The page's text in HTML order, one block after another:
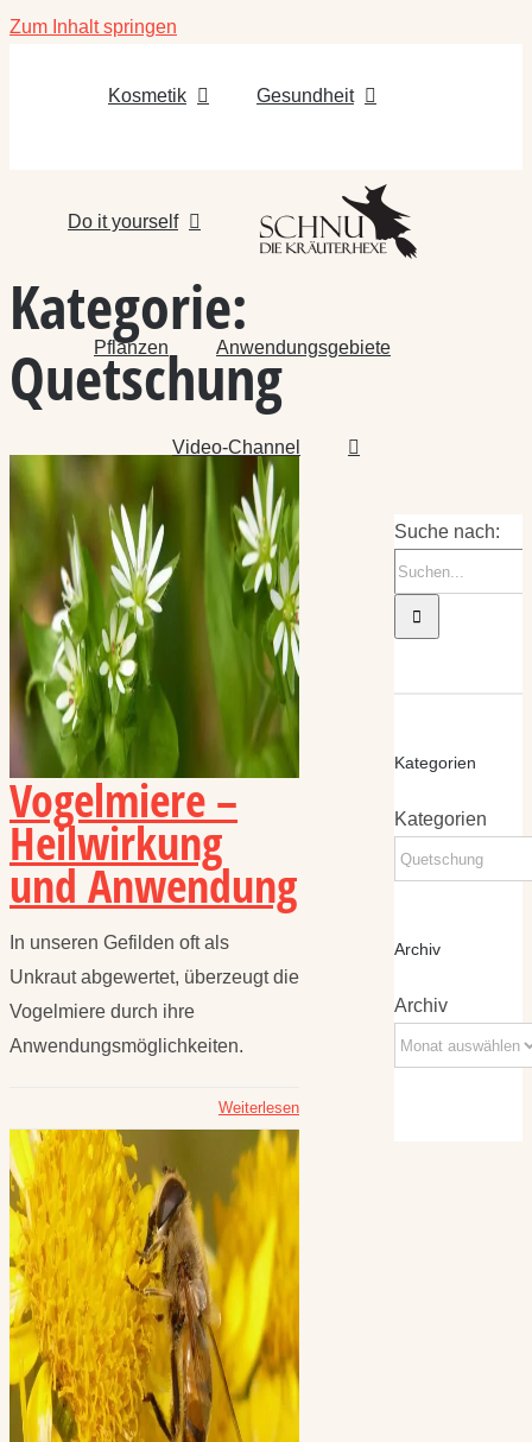
Zum Inhalt springen
Kosmetik Gesundheit
Do it yourself
Pflanzen Anwendungsgebiete
Video-Channel
Kategorie:
Quetschung
Vogelmiere –
Heilwirkung
und Anwendung
In unseren Gefilden oft als
Unkraut abgewertet, überzeugt die
Vogelmiere durch ihre
Anwendungsmöglichkeiten.
Weiterlesen
Suche nach:
Kategorien
Kategorien
Archiv
Archiv